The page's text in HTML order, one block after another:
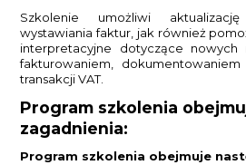
Szkolenie umożliwi
wystawiania faktur, jak również
interpretacyjne dotyczące nowych
fakturowaniem,
transakcji VAT.
Program szkolenia
zagadnienia:
Program szkolenia obejmuje